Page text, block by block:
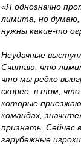
«Я однозначно
лимита, но думаю,
нужны какие-то
Неудачные
Считаю, что
что мы редко
скорее, в том,
которые
командах,
признать. Сейчас
зарубежные